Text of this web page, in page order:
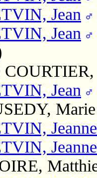
Jean
Jean
Jean
Marie
Jeanne
Jeanne